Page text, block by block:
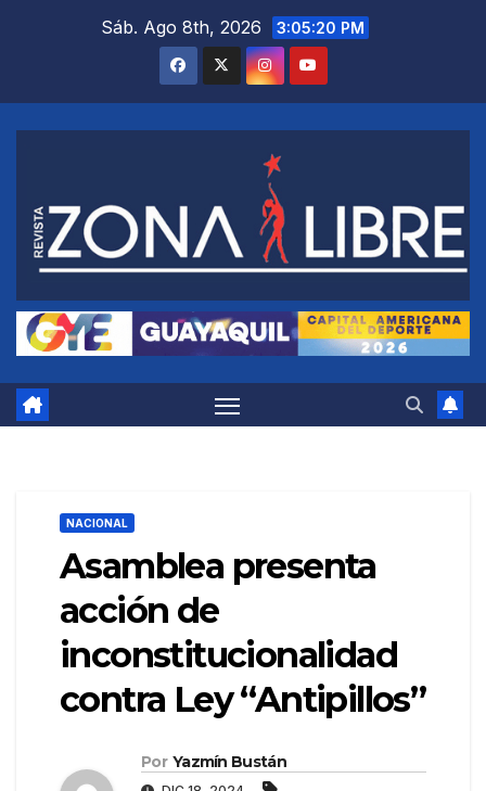
Sáb. Ago 8th, 2026 3:05:21 PM
NACIONAL
Asamblea presenta
acción de
inconstitucionalidad
contra Ley “Antipillos”
Por Yazmín Bustán